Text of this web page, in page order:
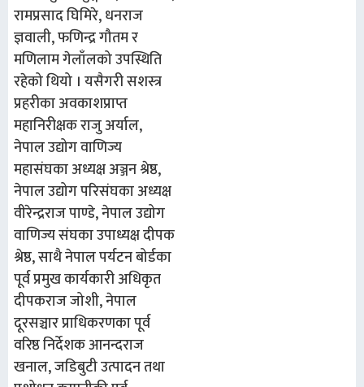
रामप्रसाद घिमिरे, धनराज
ज्ञवाली, फणिन्द्र गौतम र
मणिलाम गेलाँलको उपस्थिति
रहेको थियो । यसैगरी सशस्त्र
प्रहरीका अवकाशप्राप्त
महानिरीक्षक राजु अर्याल,
नेपाल उद्योग वाणिज्य
महासंघका अध्यक्ष अञ्जन श्रेष्ठ,
नेपाल उद्योग परिसंघका अध्यक्ष
वीरेन्द्रराज पाण्डे, नेपाल उद्योग
वाणिज्य संघका उपाध्यक्ष दीपक
श्रेष्ठ, साथै नेपाल पर्यटन बोर्डका
पूर्व प्रमुख कार्यकारी अधिकृत
दीपकराज जोशी, नेपाल
दूरसञ्चार प्राधिकरणका पूर्व
वरिष्ठ निर्देशक आनन्दराज
खनाल, जडिबुटी उत्पादन तथा